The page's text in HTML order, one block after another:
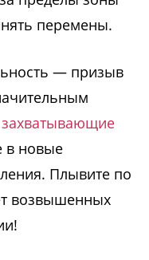
перемены.
— призыв
захватывающие
в новые
Плывите по
возвышенных